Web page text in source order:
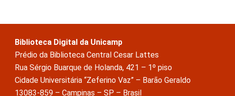
Biblioteca Digital da Unicamp
Prédio da Biblioteca Central Cesar Lattes
Rua Sérgio Buarque de Holanda, 421 – 1º piso
Cidade Universitária “Zeferino Vaz” – Barão Geraldo
13083-859 – Campinas – SP – Brasil